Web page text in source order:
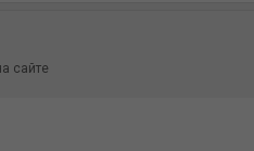
сайте